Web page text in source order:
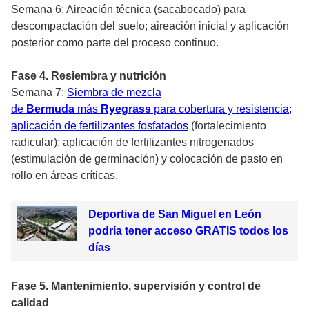
Semana 6: Aireación técnica (sacabocado) para
descompactación del suelo; aireación inicial y aplicación
posterior como parte del proceso continuo.
Fase 4. Resiembra y nutrición
Semana 7: Siembra de mezcla
de Bermuda más Ryegrass para cobertura y resistencia;
aplicación de fertilizantes fosfatados (fortalecimiento
radicular); aplicación de fertilizantes nitrogenados
(estimulación de germinación) y colocación de pasto en
rollo en áreas críticas.
Deportiva de San Miguel en León
podría tener acceso GRATIS todos los
días
Fase 5. Mantenimiento, supervisión y control de
calidad